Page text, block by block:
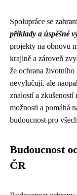
Spolupráce se
příklady a úspěšné
projekty na obnovu
krajině a zároveň
že ochrana
nevylučují, ale
znalostí a
možnosti a pomáhá
budoucnost pro
Budoucnost
ČR